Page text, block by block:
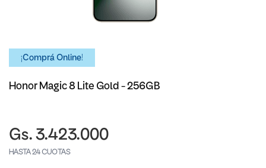
¡Comprá Online!
Honor Magic 8 Lite Gold - 256GB
Gs. 3.423.000
HASTA 24 CUOTAS